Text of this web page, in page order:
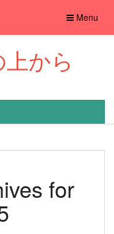
Toggle
Menu
から
for